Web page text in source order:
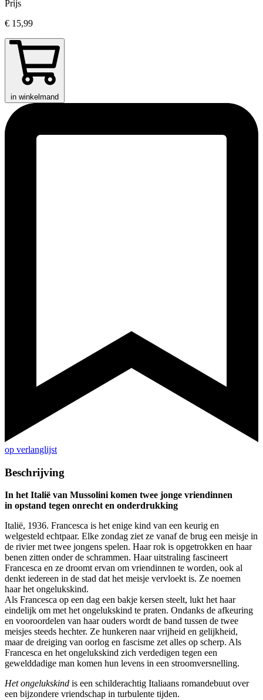
Prijs
€ 15,99
in winkelmand
op verlanglijst
Beschrijving
In het Italië van Mussolini komen twee jonge vriendinnen
in opstand tegen onrecht en onderdrukking
Italië, 1936. Francesca is het enige kind van een keurig en
welgesteld echtpaar. Elke zondag ziet ze vanaf de brug een meisje in
de rivier met twee jongens spelen. Haar rok is opgetrokken en haar
benen zitten onder de schrammen. Haar uitstraling fascineert
Francesca en ze droomt ervan om vriendinnen te worden, ook al
denkt iedereen in de stad dat het meisje vervloekt is. Ze noemen
haar het ongelukskind.
Als Francesca op een dag een bakje kersen steelt, lukt het haar
eindelijk om met het ongelukskind te praten. Ondanks de afkeuring
en vooroordelen van haar ouders wordt de band tussen de twee
meisjes steeds hechter. Ze hunkeren naar vrijheid en gelijkheid,
maar de dreiging van oorlog en fascisme zet alles op scherp. Als
Francesca en het ongelukskind zich verdedigen tegen een
gewelddadige man komen hun levens in een stroomversnelling.
Het ongelukskind is een schilderachtig Italiaans romandebuut over
een bijzondere vriendschap in turbulente tijden.